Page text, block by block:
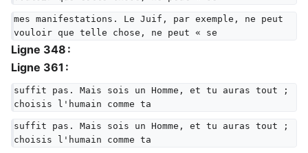
mes manifestations. Le Juif, par exemple, ne peut
vouloir que telle chose, ne peut « se
Ligne 348 :
Ligne 361 :
suffit pas. Mais sois un Homme, et tu auras tout ;
choisis l'humain comme ta
suffit pas. Mais sois un Homme, et tu auras tout ;
choisis l'humain comme ta